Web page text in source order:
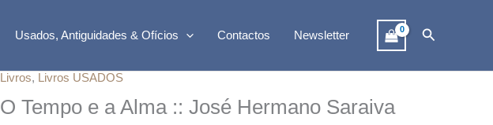
Usados, Antiguidades & Ofícios Contactos Newsletter Search
Livros, Livros USADOS
O Tempo e a Alma :: José Hermano Saraiva
Quantidade
de
O